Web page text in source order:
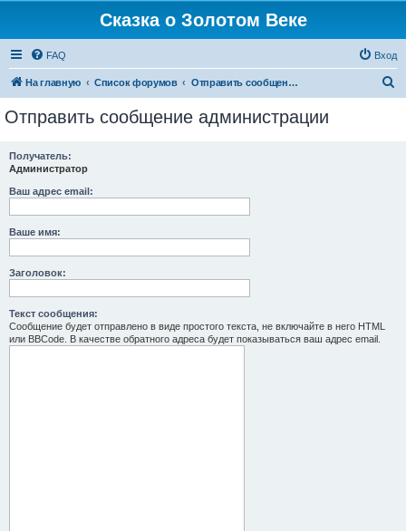
Сказка о Золотом Веке
FAQ Вход
На главную Список форумов Отправить сообщение администрации
Отправить сообщение администрации
Получатель:
Администратор
Ваш адрес email:
Ваше имя:
Заголовок:
Текст сообщения:
Сообщение будет отправлено в виде простого текста, не включайте в него HTML
или BBCode. В качестве обратного адреса будет показываться ваш адрес email.